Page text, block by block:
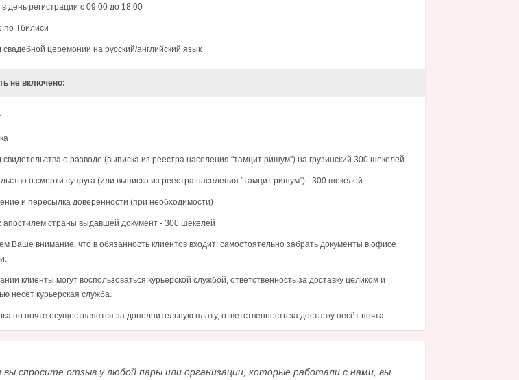
день регистрации с 09:00 до 18:00
по Тбилиси
свадебной церемонии на русский/английский язык
не включено:
свидетельства о разводе (выписка из реестра населения "тамцит ришум") на грузинский 300 шекелей
о смерти супруга (или выписка из реестра населения "тамцит ришум") - 300 шекелей
и пересылка доверенности (при необходимости)
апостилем страны выдавшей документ - 300 шекелей
Ваше внимание, что в обязанность клиентов входит: самостоятельно забрать документы в офисе
клиенты могут воспользоваться курьерской службой, ответственность за доставку целиком и
несет курьерская служба.
по почте осуществляется за дополнительную плату, ответственность за доставку несёт почта.
вы спросите отзыв у любой пары или организации, которые работали с нами, вы